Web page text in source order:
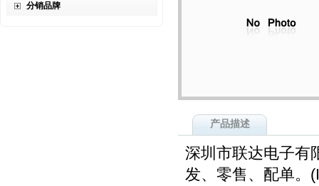
分销品牌
产品描述
深圳市联达电子有
发、零售、配单。